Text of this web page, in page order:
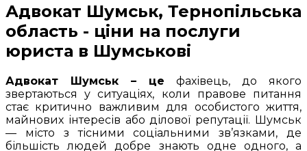
Адвокат Шумськ, Тернопільська
область - ціни на послуги
юриста в Шумськові
Адвокат Шумськ – це фахівець, до якого
звертаються у ситуаціях, коли правове питання
стає критично важливим для особистого життя,
майнових інтересів або ділової репутації. Шумськ
— місто з тісними соціальними зв’язками, де
більшість людей добре знають одне одного, а